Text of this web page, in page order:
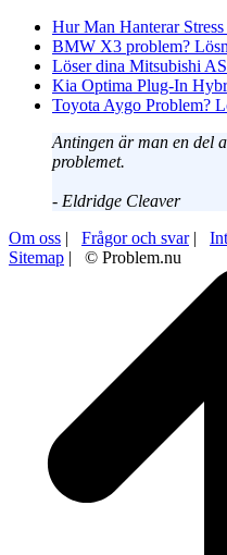
Hur Man Hanterar
BMW X3 problem?
Löser dina Mitsubishi
Kia Optima Plug-In
Toyota Aygo Problem?
Antingen är man en del
problemet.
- Eldridge Cleaver
Om oss | Frågor och svar|
Sitemap | © Problem.nu